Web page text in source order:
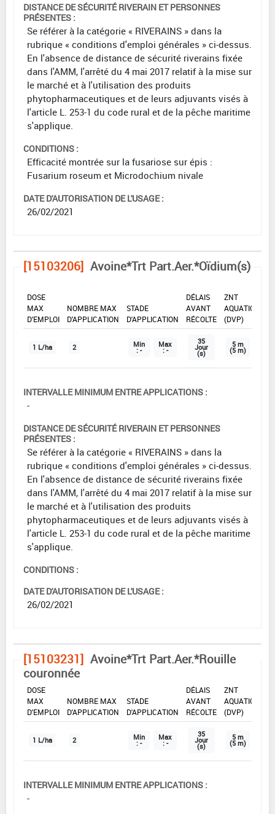
DISTANCE DE SÉCURITÉ RIVERAIN ET PERSONNES
PRÉSENTES :
Se référer à la catégorie « RIVERAINS » dans la
rubrique « conditions d'emploi générales » ci-dessus.
En l'absence de distance de sécurité riverains fixée
dans l'AMM, l'arrêté du 4 mai 2017 relatif à la mise sur
le marché et à l'utilisation des produits
phytopharmaceutiques et de leurs adjuvants visés à
l'article L. 253-1 du code rural et de la pêche maritime
s'applique.
CONDITIONS :
Efficacité montrée sur la fusariose sur épis :
Fusarium roseum et Microdochium nivale
DATE D'AUTORISATION DE L'USAGE :
26/02/2021
[15103206] Avoine*Trt Part.Aer.*Oïdium(s)
DOSE
MAX
D'EMPLOI
NOMBRE MAX
D'APPLICATION
STADE
D'APPLICATION
DÉLAIS
AVANT
RÉCOLTE
ZNT
AQUATIQUE
(DVP)
1 L/ha 2 Min
: -
Max
: -
35
Jour
(s)
5 m
(5 m)
INTERVALLE MINIMUM ENTRE APPLICATIONS :
-
DISTANCE DE SÉCURITÉ RIVERAIN ET PERSONNES
PRÉSENTES :
Se référer à la catégorie « RIVERAINS » dans la
rubrique « conditions d'emploi générales » ci-dessus.
En l'absence de distance de sécurité riverains fixée
dans l'AMM, l'arrêté du 4 mai 2017 relatif à la mise sur
le marché et à l'utilisation des produits
phytopharmaceutiques et de leurs adjuvants visés à
l'article L. 253-1 du code rural et de la pêche maritime
s'applique.
CONDITIONS :
DATE D'AUTORISATION DE L'USAGE :
26/02/2021
[15103231] Avoine*Trt Part.Aer.*Rouille
couronnée
DOSE
MAX
D'EMPLOI
NOMBRE MAX
D'APPLICATION
STADE
D'APPLICATION
DÉLAIS
AVANT
RÉCOLTE
ZNT
AQUATIQUE
(DVP)
1 L/ha 2 Min
: -
Max
: -
35
Jour
(s)
5 m
(5 m)
INTERVALLE MINIMUM ENTRE APPLICATIONS :
-